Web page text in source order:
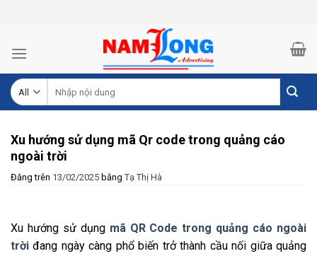
kiếm:
Xu hướng sử dụng mã Qr code trong quảng cáo
ngoài trời
Đăng trên 13/02/2025 bằng Tạ Thị Hà
Xu hướng sử dụng mã QR Code trong quảng cáo ngoài
trời đang ngày càng phổ biến trở thành cầu nối giữa quảng